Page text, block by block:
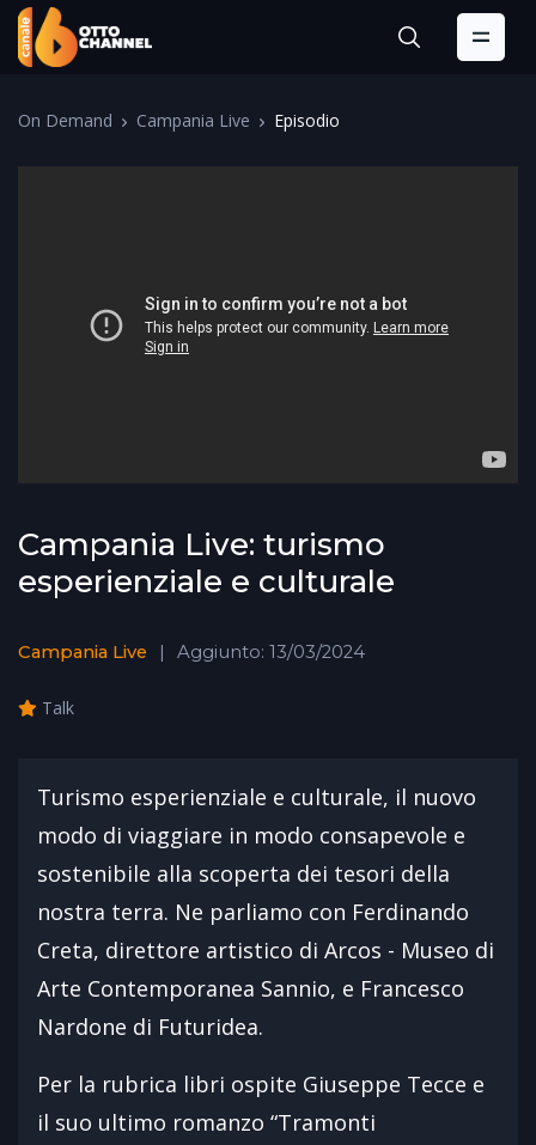
On Demand Campania Live Episodio
Campania Live: turismo
esperienziale e culturale
Campania Live Aggiunto: 13/03/2024
Talk
Turismo esperienziale e culturale, il nuovo
modo di viaggiare in modo consapevole e
sostenibile alla scoperta dei tesori della
nostra terra. Ne parliamo con Ferdinando
Creta, direttore artistico di Arcos - Museo di
Arte Contemporanea Sannio, e Francesco
Nardone di Futuridea.
Per la rubrica libri ospite Giuseppe Tecce e
il suo ultimo romanzo “Tramonti